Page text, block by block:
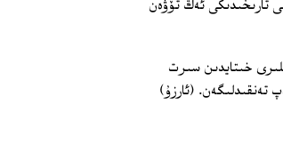
تارىخىدىكى ئەڭ تۆۋەن
خىتايدىن سىرت
تەنقىدلىگەن. (ئارزۇ)